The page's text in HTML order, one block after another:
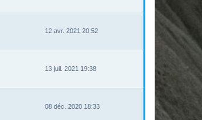
12 avr. 2021 20:52
13 juil. 2021 19:38
08 déc. 2020 18:33